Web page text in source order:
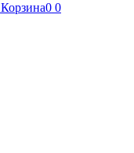
Корзина0 0